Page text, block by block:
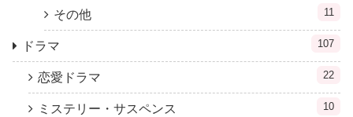
その他 11
ドラマ 107
恋愛ドラマ 22
ミステリー・サスペンス 10